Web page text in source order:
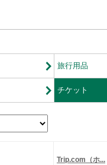
旅行用品
チケット
Trip.com（ホ...